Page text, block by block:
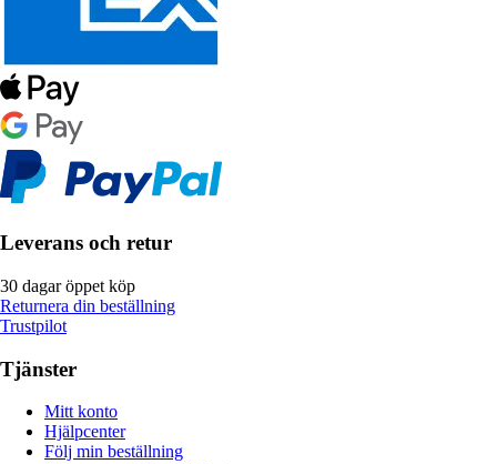
Leverans och retur
30 dagar öppet köp
Returnera din beställning
Trustpilot
Tjänster
Mitt konto
Hjälpcenter
Följ min beställning